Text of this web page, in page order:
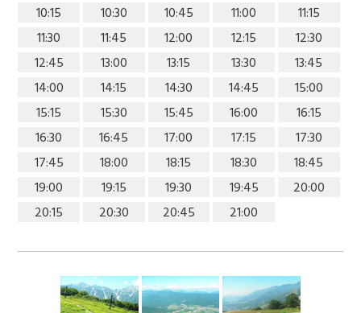
10:15
10:30 10:45 11:00
11:15
11:30
11:45 12:00 12:15
12:30
12:45
13:00 13:15 13:30
13:45
14:00
14:15 14:30 14:45
15:00
15:15
15:30 15:45 16:00
16:15
16:30
16:45 17:00 17:15
17:30
17:45
18:00 18:15 18:30
18:45
19:00
19:15 19:30 19:45
20:00
20:15
20:30 20:45 21:00